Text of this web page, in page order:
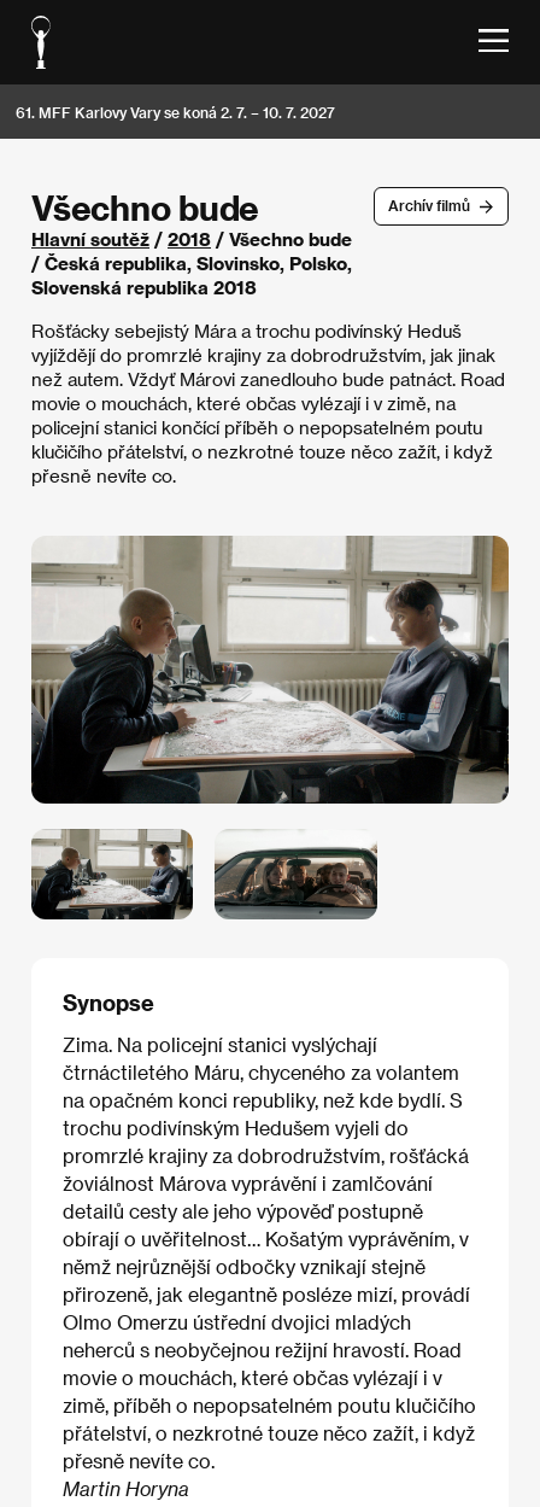
61. MFF Karlovy Vary se koná 2. 7. – 10. 7. 2027
Archív filmů
Všechno bude
Hlavní soutěž / 2018 / Všechno bude
/ Česká republika, Slovinsko, Polsko,
Slovenská republika 2018
Rošťácky sebejistý Mára a trochu podivínský Heduš
vyjíždějí do promrzlé krajiny za dobrodružstvím, jak jinak
než autem. Vždyť Márovi zanedlouho bude patnáct. Road
movie o mouchách, které občas vylézají i v zimě, na
policejní stanici končící příběh o nepopsatelném poutu
klučičího přátelství, o nezkrotné touze něco zažít, i když
přesně nevíte co.
Synopse
Zima. Na policejní stanici vyslýchají
čtrnáctiletého Máru, chyceného za volantem
na opačném konci republiky, než kde bydlí. S
trochu podivínským Hedušem vyjeli do
promrzlé krajiny za dobrodružstvím, rošťácká
žoviálnost Márova vyprávění i zamlčování
detailů cesty ale jeho výpověď postupně
obírají o uvěřitelnost… Košatým vyprávěním, v
němž nejrůznější odbočky vznikají stejně
přirozeně, jak elegantně posléze mizí, provádí
Olmo Omerzu ústřední dvojici mladých
neherců s neobyčejnou režijní hravostí. Road
movie o mouchách, které občas vylézají i v
zimě, příběh o nepopsatelném poutu klučičího
přátelství, o nezkrotné touze něco zažít, i když
přesně nevíte co.
Martin Horyna